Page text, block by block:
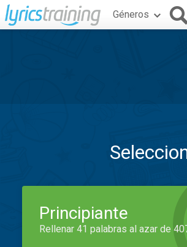
Géneros
Principiante
Rellenar 41 palabras al azar de